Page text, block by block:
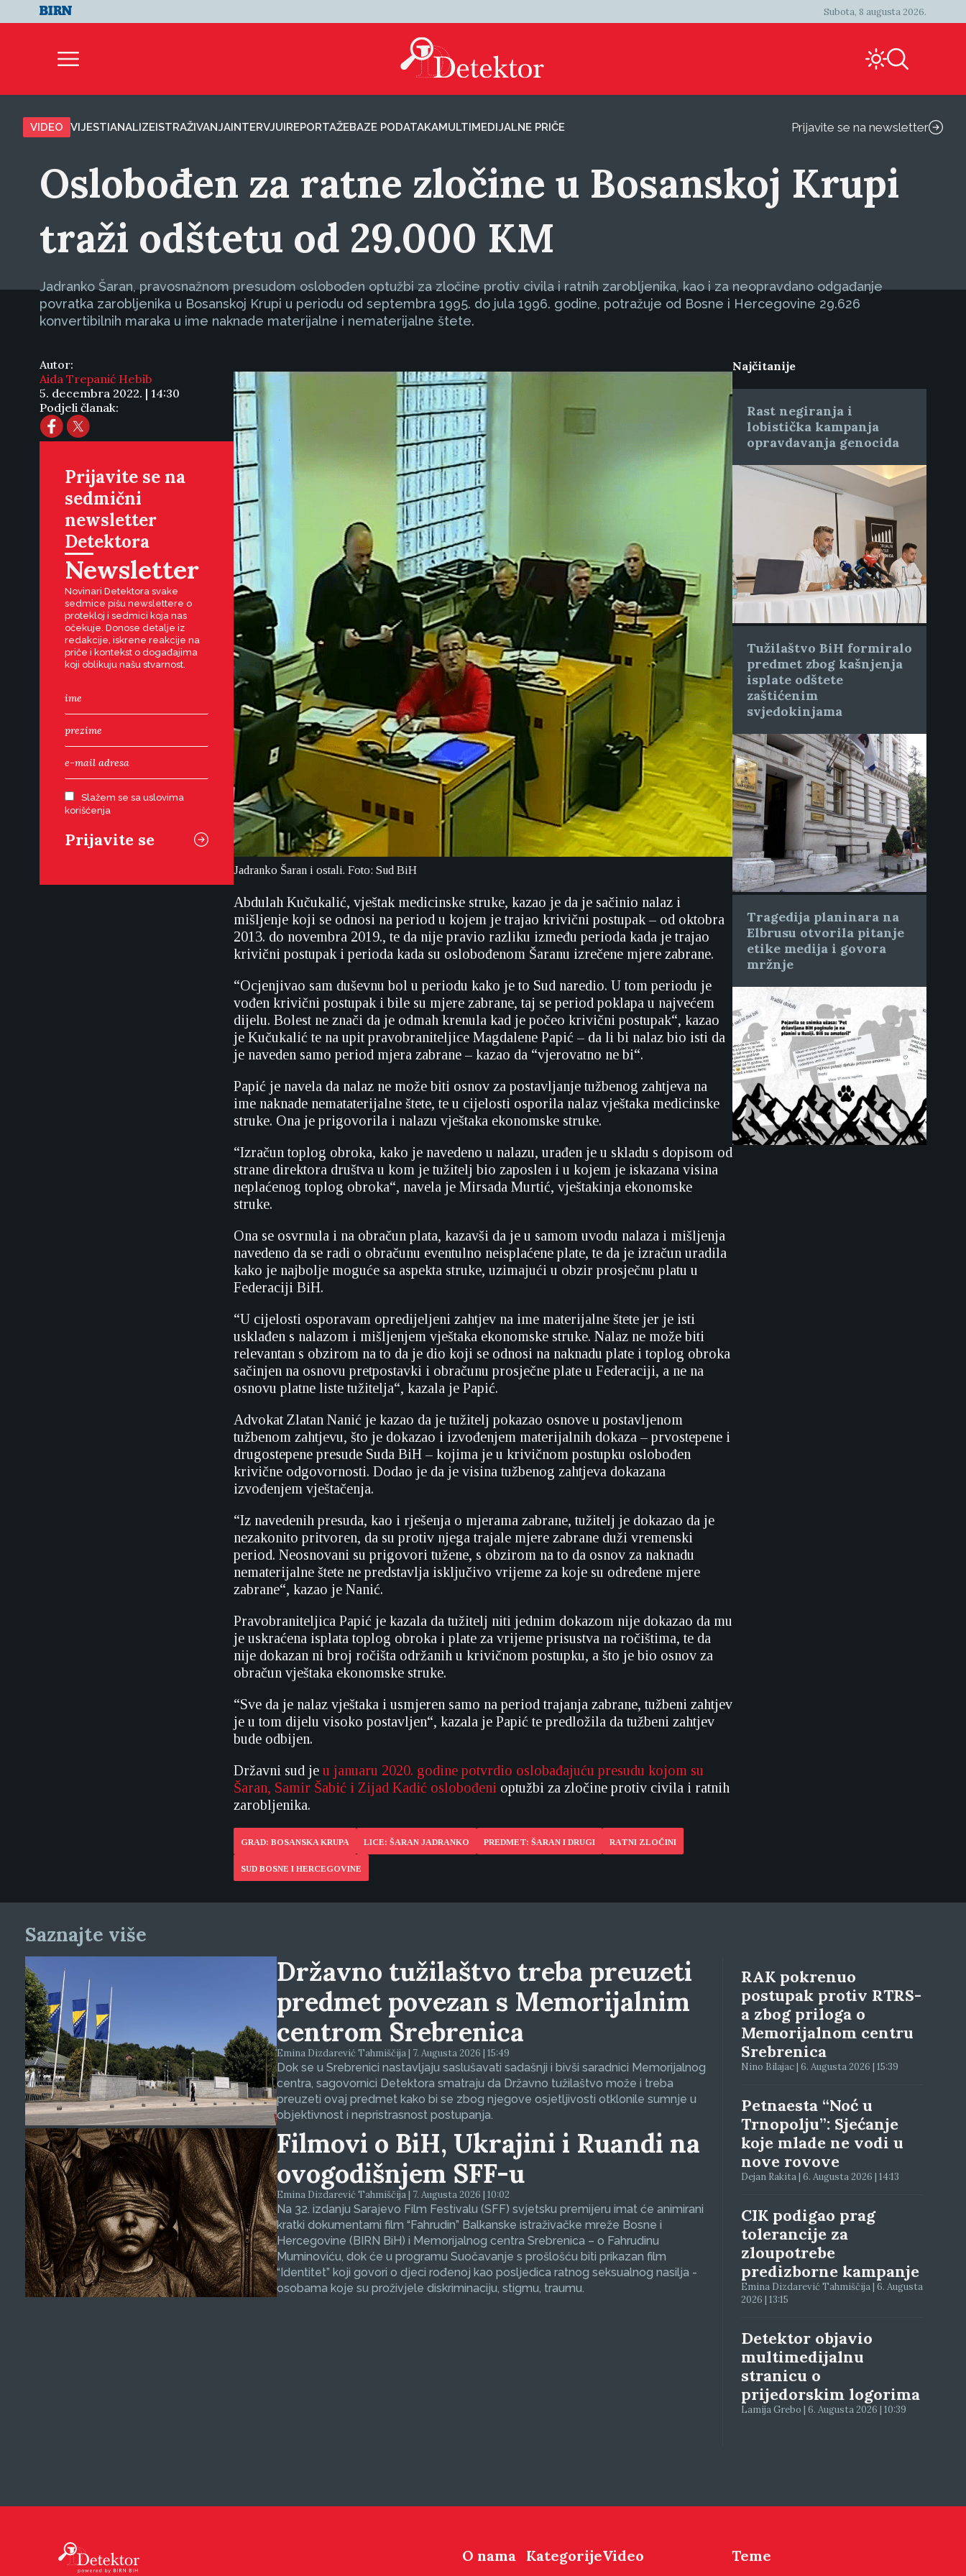
Subota, 8 augusta 2026.
VIDEO VIJESTIANALIZEISTRAŽIVANJAINTERVJUIREPORTAŽEBAZE PODATAKAMULTIMEDIJALNE PRIČE Prijavite se na newsletter
Oslobođen za ratne zločine u Bosanskoj Krupi
traži odštetu od 29.000 KM
Jadranko Šaran, pravosnažnom presudom oslobođen optužbi za zločine protiv civila i ratnih zarobljenika, kao i za neopravdano odgađanje
povratka zarobljenika u Bosanskoj Krupi u periodu od septembra 1995. do jula 1996. godine, potražuje od Bosne i Hercegovine 29.626
konvertibilnih maraka u ime naknade materijalne i nematerijalne štete.
Autor:
Aida Trepanić Hebib
5. decembra 2022. | 14:30
Podjeli članak:
Prijavite se na
sedmični
newsletter
Detektora
Newsletter
Novinari Detektora svake
sedmice pišu newslettere o
protekloj i sedmici koja nas
očekuje. Donose detalje iz
redakcije, iskrene reakcije na
priče i kontekst o događajima
koji oblikuju našu stvarnost.
Slažem se sa uslovima
korišćenja
Jadranko Šaran i ostali. Foto: Sud BiH
Abdulah Kučukalić, vještak medicinske struke, kazao je da je sačinio nalaz i
mišljenje koji se odnosi na period u kojem je trajao krivični postupak – od oktobra
2013. do novembra 2019., te da nije pravio razliku između perioda kada je trajao
krivični postupak i perioda kada su oslobođenom Šaranu izrečene mjere zabrane.
“Ocjenjivao sam duševnu bol u periodu kako je to Sud naredio. U tom periodu je
vođen krivični postupak i bile su mjere zabrane, taj se period poklapa u najvećem
dijelu. Bolest ne znači da je odmah krenula kad je počeo krivični postupak“, kazao
je Kučukalić te na upit pravobraniteljice Magdalene Papić – da li bi nalaz bio isti da
je naveden samo period mjera zabrane – kazao da “vjerovatno ne bi“.
Papić je navela da nalaz ne može biti osnov za postavljanje tužbenog zahtjeva na
ime naknade nemataterijalne štete, te u cijelosti osporila nalaz vještaka medicinske
struke. Ona je prigovorila i nalazu vještaka ekonomske struke.
“Izračun toplog obroka, kako je navedeno u nalazu, urađen je u skladu s dopisom od
strane direktora društva u kom je tužitelj bio zaposlen i u kojem je iskazana visina
neplaćenog toplog obroka“, navela je Mirsada Murtić, vještakinja ekonomske
struke.
Ona se osvrnula i na obračun plata, kazavši da je u samom uvodu nalaza i mišljenja
navedeno da se radi o obračunu eventulno neisplaćene plate, te da je izračun uradila
kako je najbolje moguće sa aspekta struke, uzimajući u obzir prosječnu platu u
Federaciji BiH.
“U cijelosti osporavam opredijeljeni zahtjev na ime materijalne štete jer je isti
usklađen s nalazom i mišljenjem vještaka ekonomske struke. Nalaz ne može biti
relevantan s obzirom na to da je dio koji se odnosi na naknadu plate i toplog obroka
sačinjen na osnovu pretpostavki i obračunu prosječne plate u Federaciji, a ne na
osnovu platne liste tužitelja“, kazala je Papić.
Advokat Zlatan Nanić je kazao da je tužitelj pokazao osnove u postavljenom
tužbenom zahtjevu, što je dokazao i izvođenjem materijalnih dokaza – prvostepene i
drugostepene presude Suda BiH – kojima je u krivičnom postupku oslobođen
krivične odgovornosti. Dodao je da je visina tužbenog zahtjeva dokazana
izvođenjem vještačenja.
“Iz navedenih presuda, kao i rješenja o mjerama zabrane, tužitelj je dokazao da je
nezakonito pritvoren, da su protiv njega trajale mjere zabrane duži vremenski
period. Neosnovani su prigovori tužene, s obzirom na to da osnov za naknadu
nematerijalne štete ne predstavlja isključivo vrijeme za koje su određene mjere
zabrane“, kazao je Nanić.
Pravobraniteljica Papić je kazala da tužitelj niti jednim dokazom nije dokazao da mu
je uskraćena isplata toplog obroka i plate za vrijeme prisustva na ročištima, te da
nije dokazan ni broj ročišta održanih u krivičnom postupku, a što je bio osnov za
obračun vještaka ekonomske struke.
“Sve da je nalaz vještaka i usmjeren samo na period trajanja zabrane, tužbeni zahtjev
je u tom dijelu visoko postavljen“, kazala je Papić te predložila da tužbeni zahtjev
bude odbijen.
Državni sud je u januaru 2020. godine potvrdio oslobađajuću presudu kojom su
Šaran, Samir Šabić i Zijad Kadić oslobođeni optužbi za zločine protiv civila i ratnih
zarobljenika.
GRAD: BOSANSKA KRUPA LICE: ŠARAN JADRANKO PREDMET: ŠARAN I DRUGI RATNI ZLOČINI
SUD BOSNE I HERCEGOVINE
Najčitanije
Rast negiranja i
lobistička kampanja
opravdavanja genocida
Tužilaštvo BiH formiralo
predmet zbog kašnjenja
isplate odštete
zaštićenim
svjedokinjama
Tragedija planinara na
Elbrusu otvorila pitanje
etike medija i govora
mržnje
Saznajte više
Državno tužilaštvo treba preuzeti
predmet povezan s Memorijalnim
centrom Srebrenica
Emina Dizdarević Tahmiščija | 7. Augusta 2026 | 15:49
Dok se u Srebrenici nastavljaju saslušavati sadašnji i bivši saradnici Memorijalnog
centra, sagovornici Detektora smatraju da Državno tužilaštvo može i treba
preuzeti ovaj predmet kako bi se zbog njegove osjetljivosti otklonile sumnje u
objektivnost i nepristrasnost postupanja.
Filmovi o BiH, Ukrajini i Ruandi na
ovogodišnjem SFF-u
Emina Dizdarević Tahmiščija | 7. Augusta 2026 | 10:02
Na 32. izdanju Sarajevo Film Festivalu (SFF) svjetsku premijeru imat će animirani
kratki dokumentarni film “Fahrudin” Balkanske istraživačke mreže Bosne i
Hercegovine (BIRN BiH) i Memorijalnog centra Srebrenica – o Fahrudinu
Muminoviću, dok će u programu Suočavanje s prošlošću biti prikazan film
“Identitet” koji govori o djeci rođenoj kao posljedica ratnog seksualnog nasilja -
osobama koje su proživjele diskriminaciju, stigmu, traumu.
RAK pokrenuo
postupak protiv RTRS-
a zbog priloga o
Memorijalnom centru
Srebrenica
Nino Bilajac | 6. Augusta 2026 | 15:39
Petnaesta “Noć u
Trnopolju”: Sjećanje
koje mlade ne vodi u
nove rovove
Dejan Rakita | 6. Augusta 2026 | 14:13
CIK podigao prag
tolerancije za
zloupotrebe
predizborne kampanje
Emina Dizdarević Tahmiščija | 6. Augusta
2026 | 13:15
Detektor objavio
multimedijalnu
stranicu o
prijedorskim logorima
Lamija Grebo | 6. Augusta 2026 | 10:39
O nama KategorijeVideo Teme